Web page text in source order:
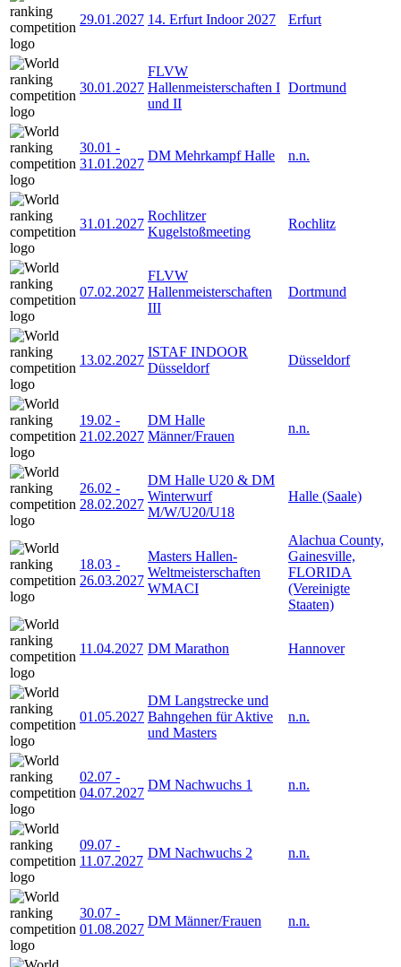
29.01.2027 14. Erfurt Indoor 2027 Erfurt
30.01.2027
FLVW
Hallenmeisterschaften I
und II
Dortmund
30.01 -
31.01.2027
DM Mehrkampf Halle n.n.
31.01.2027
Rochlitzer
Kugelstoßmeeting
Rochlitz
07.02.2027
FLVW
Hallenmeisterschaften
III
Dortmund
13.02.2027
ISTAF INDOOR
Düsseldorf
Düsseldorf
19.02 -
21.02.2027
DM Halle
Männer/Frauen
n.n.
26.02 -
28.02.2027
DM Halle U20 & DM
Winterwurf
M/W/U20/U18
Halle (Saale)
18.03 -
26.03.2027
Masters Hallen-
Weltmeisterschaften
WMACI
Alachua County,
Gainesville,
FLORIDA
(Vereinigte
Staaten)
11.04.2027 DM Marathon Hannover
01.05.2027
DM Langstrecke und
Bahngehen für Aktive
und Masters
n.n.
02.07 -
04.07.2027
DM Nachwuchs 1 n.n.
09.07 -
11.07.2027
DM Nachwuchs 2 n.n.
30.07 -
01.08.2027
DM Männer/Frauen n.n.